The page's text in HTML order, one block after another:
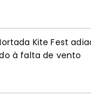
Kite Fest
à falta de vento